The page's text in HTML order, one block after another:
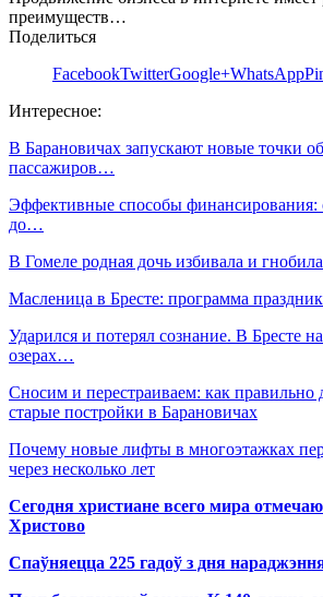
преимуществ…
Поделиться
FacebookTwitterGoogle+WhatsApp
Интересное:
В Барановичах запускают новые точки
пассажиров…
Эффективные способы финансирования:
до…
В Гомеле родная дочь избивала и
Масленица в Бресте: программа
Ударился и потерял сознание. В Бресте
озерах…
Сносим и перестраиваем: как правильно
старые постройки в Барановичах
Почему новые лифты в многоэтажках
через несколько лет
Сегодня христиане всего мира
Христово
Спаўняецца 225 гадоў з дня